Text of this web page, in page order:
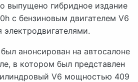
выпущено гибридное издание
с бензиновым двигателем V6
анонсирован на автосалоне
в котором был представлен
V6 мощностью 409